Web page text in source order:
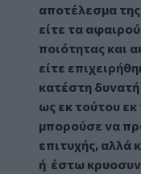
αποτέλεσμα
είτε τα
ποιότητας και
είτε
κατέστη
ως εκ τούτου
μπορούσε να
επιτυχής,
ή έστω